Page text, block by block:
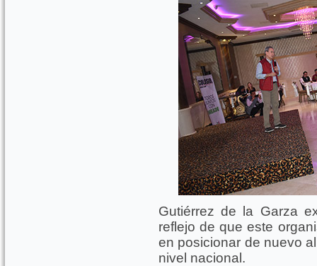
Gutiérrez de la Garza
reflejo de que este
en posicionar de nuevo
nivel nacional.